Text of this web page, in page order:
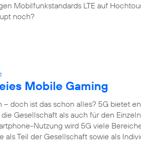
Mobilfunkstandards LTE auf
noch?
Mobile Gaming
doch ist das schon alles? 5G bietet
Gesellschaft als auch für den
Nutzung wird 5G viele
Teil der Gesellschaft sowie als